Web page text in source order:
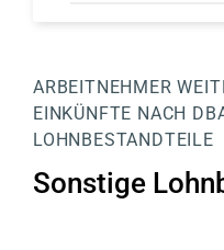
ARBEITNEHMER
EINKÜNFTE NACH
LOHNBESTANDTEILE
Sonstige